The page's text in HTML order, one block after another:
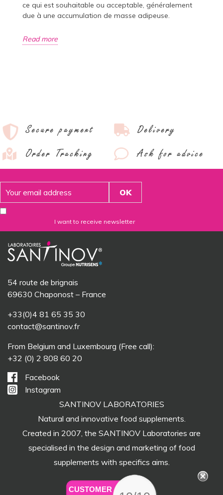
ce qui est souhaitable ou acceptable, généralement
due à une accumulation de masse adipeuse.
Read more
Secure payment
Delivery
Order Tracking
Ask for advice
I want to receive newsletter
54 route de brignais
69630 Chaponost – France
+33(0)4 81 65 35 30
contact@santinov.fr
From Belgium and Luxembourg (Free call):
+32 (0) 2 808 60 20
Facebook
Instagram
SANTINOV LABORATORIES
Natural and innovative food supplements.
Created in 2007, the SANTINOV Laboratories are
specialised in the design and marketing of food
supplements with specifics aims.
CUSTOMER